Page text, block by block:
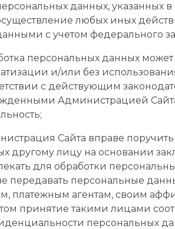
данных, указанных
любых иных
с учетом федерального
персональных данных
и/или без
с действующим
Администрацией
Сайта вправе
другому лицу на основании
для обработки
передавать персональные
платежным агентам, своим
принятие такими лицами
персональных